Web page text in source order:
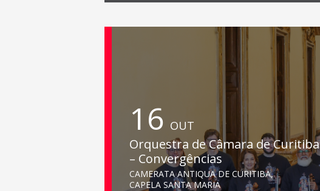
16 OUT
Orquestra de Câmara de Curitiba
– Convergências
CAMERATA ANTIQUA DE CURITIBA,
CAPELA SANTA MARIA